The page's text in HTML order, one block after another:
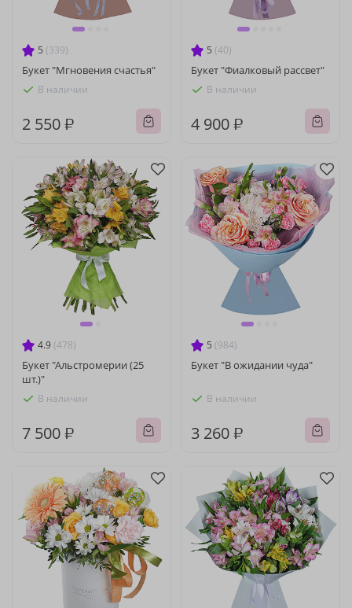
5 (339)
Букет "Мгновения счастья"
В наличии
2 550 ₽
5 (40)
Букет "Фиалковый рассвет"
В наличии
4 900 ₽
4.9 (478)
Букет "Альстромерии (25
шт.)"
В наличии
7 500 ₽
5 (984)
Букет "В ожидании чуда"
В наличии
3 260 ₽